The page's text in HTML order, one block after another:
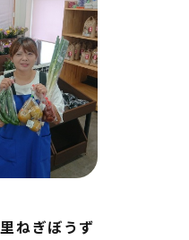
ねぎぼうず